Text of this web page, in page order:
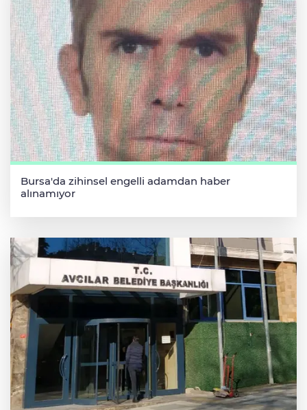
Bursa'da zihinsel engelli adamdan haber
alınamıyor